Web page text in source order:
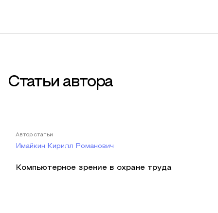
Статьи автора
Автор статьи
Имайкин Кирилл Романович
Компьютерное зрение в охране труда